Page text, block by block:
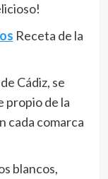
Receta de la
Cádiz, se
propio de la
cada comarca
blancos,